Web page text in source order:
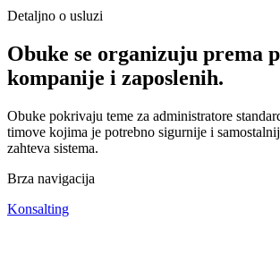
Detaljno o usluzi
Obuke se organizuju prema
kompanije i zaposlenih.
Obuke pokrivaju teme za administratore
timove kojima je potrebno sigurnije i
zahteva sistema.
Brza navigacija
Konsalting